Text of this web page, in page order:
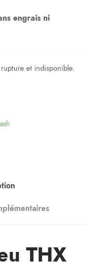
engrais ni
et indisponible.
THX